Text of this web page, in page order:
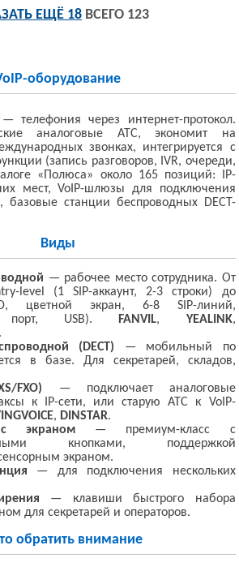
ЕЩЁ 18 ВСЕГО 123
оборудование
телефония через интернет-протокол.
аналоговые АТС, экономит на
звонках, интегрируется с
(запись разговоров, IVR, очереди,
«Полюса» около 165 позиций: IP-
мест, VoIP-шлюзы для подключения
базовые станции беспроводных DECT-
Виды
— рабочее место сотрудника. От
level (1 SIP-аккаунт, 2-3 строки) до
цветной экран, 6-8 SIP-линий,
порт, USB).
FANVIL, YEALINK,
.
(DECT) — мобильный по
в базе. Для секретарей, складов,
FXO) — подключает аналоговые
к IP-сети, или старую АТС к VoIP-
, DINSTAR.
с экраном— премиум-класс с
кнопками, поддержкой
экраном.
— для подключения нескольких
— клавиши быстрого набора
для секретарей и операторов.
обратить внимание